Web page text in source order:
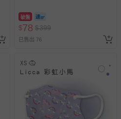
破盤
$78 $399
已售出 76